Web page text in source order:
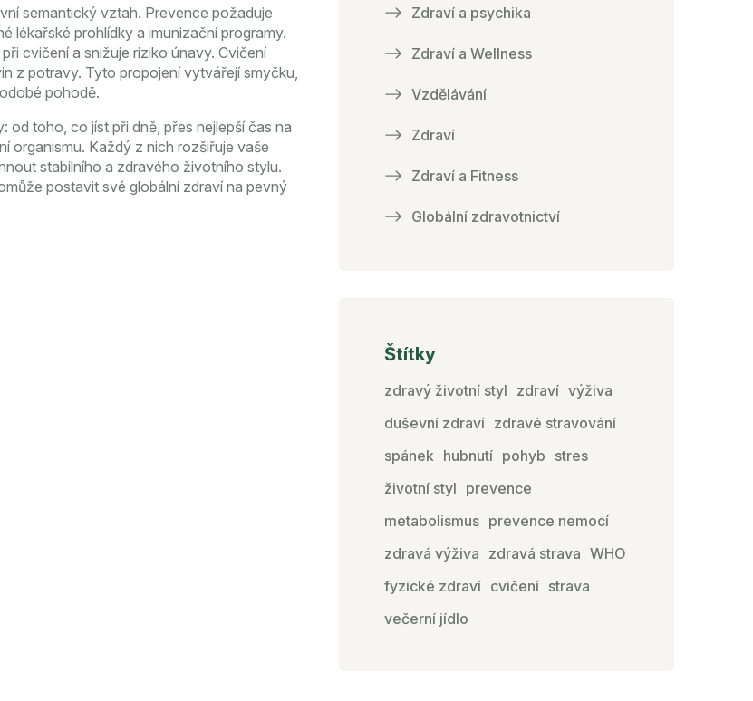
semantický vztah. Prevence požaduje
lékařské prohlídky a imunizační programy.
cvičení a snižuje riziko únavy. Cvičení
z potravy. Tyto propojení vytvářejí smyčku,
pohodě.
od toho, co jíst při dně, přes nejlepší čas na
organismu. Každý z nich rozšiřuje vaše
stabilního a zdravého životního stylu.
postavit své globální zdraví na pevný
Zdraví a psychika
Zdraví a Wellness
Vzdělávání
Zdraví
Zdraví a Fitness
Globální zdravotnictví
Štítky
zdravý životní styl zdraví výživa
duševní zdraví zdravé stravování
spánek hubnutí pohyb stres
životní styl prevence
metabolismus prevence nemocí
zdravá výživa zdravá strava WHO
fyzické zdraví cvičení strava
večerní jídlo